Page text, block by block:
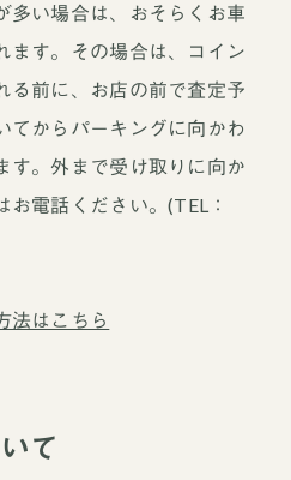
多い場合は、おそらくお車
ます。その場合は、コイン
る前に、お店の前で査定予
てからパーキングに向かわ
す。外まで受け取りに向か
電話ください。(TEL：
法はこちら
て